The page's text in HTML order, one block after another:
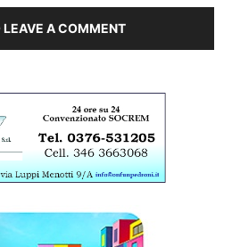
LEAVE A COMMENT